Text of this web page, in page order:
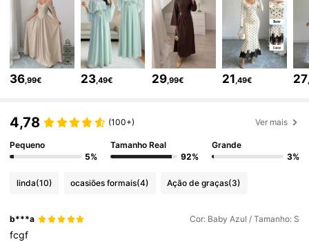
4,77 3M Seguidores
4,77 3M Seguidores
3M Seguidores
36 ,99€ 23 ,49€ 29,99€ 21 ,49€ 27
4,78 (100+) Ver mais
Pequeno
5%
Tamanho Real
92%
Grande
3%
linda(10) ocasiões formais(4) Ação de graças(3)
b***a Cor: Baby Azul / Tamanho: S
fcgf